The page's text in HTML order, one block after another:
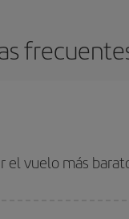
el vuelo más